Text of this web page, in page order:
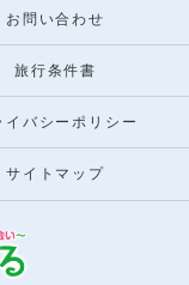
お問い合わせ
旅行条件書
イバシーポリシー
サイトマップ